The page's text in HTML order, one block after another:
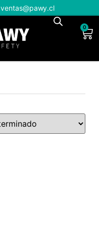
ventas@pawy.cl
0